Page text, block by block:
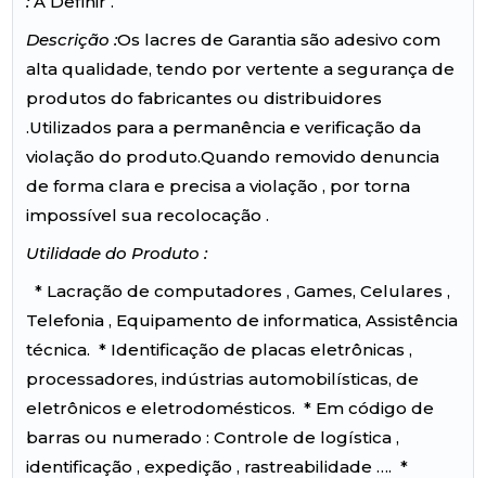
Descrição :Os lacres de Garantia são adesivo com
alta qualidade, tendo por vertente a segurança de
produtos do fabricantes ou distribuidores
.Utilizados para a permanência e verificação da
violação do produto.Quando removido denuncia
de forma clara e precisa a violação , por torna
impossível sua recolocação .
Utilidade do Produto :
* Lacração de computadores , Games, Celulares ,
Telefonia , Equipamento de informatica, Assistência
técnica. * Identificação de placas eletrônicas ,
processadores, indústrias automobilísticas, de
eletrônicos e eletrodomésticos. * Em código de
barras ou numerado : Controle de logística ,
identificação , expedição , rastreabilidade …. *